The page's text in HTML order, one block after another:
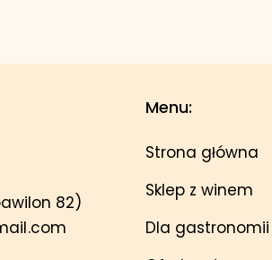
82)
Menu:
Strona główna
Sklep z winem
Dla gastronomii